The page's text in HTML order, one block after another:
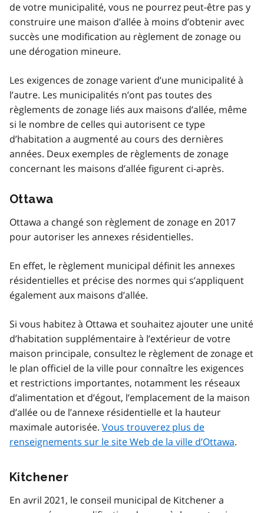
de votre municipalité, vous ne pourrez peut-être pas y
construire une maison d’allée à moins d’obtenir avec
succès une modification au règlement de zonage ou
une dérogation mineure.
Les exigences de zonage varient d’une municipalité à
l’autre. Les municipalités n’ont pas toutes des
règlements de zonage liés aux maisons d’allée, même
si le nombre de celles qui autorisent ce type
d’habitation a augmenté au cours des dernières
années. Deux exemples de règlements de zonage
concernant les maisons d’allée figurent ci-après.
Ottawa
Ottawa a changé son règlement de zonage en 2017
pour autoriser les annexes résidentielles.
En effet, le règlement municipal définit les annexes
résidentielles et précise des normes qui s’appliquent
également aux maisons d’allée.
Si vous habitez à Ottawa et souhaitez ajouter une unité
d’habitation supplémentaire à l’extérieur de votre
maison principale, consultez le règlement de zonage et
le plan officiel de la ville pour connaître les exigences
et restrictions importantes, notamment les réseaux
d’alimentation et d’égout, l’emplacement de la maison
d’allée ou de l’annexe résidentielle et la hauteur
maximale autorisée. Vous trouverez plus de
renseignements sur le site Web de la ville d’Ottawa.
Kitchener
En avril 2021, le conseil municipal de Kitchener a